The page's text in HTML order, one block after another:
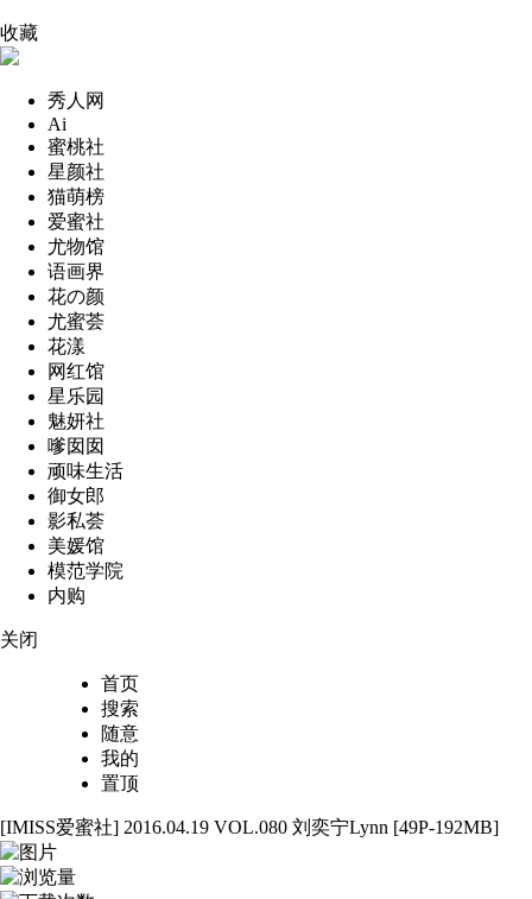
收藏
秀人网
Ai
蜜桃社
星颜社
猫萌榜
爱蜜社
尤物馆
语画界
花の颜
尤蜜荟
花漾
网红馆
星乐园
魅妍社
嗲囡囡
顽味生活
御女郎
影私荟
美媛馆
模范学院
内购
关闭
首页
搜索
随意
我的
置顶
[IMISS爱蜜社] 2016.04.19 VOL.080 刘奕宁Lynn [49P-192MB]